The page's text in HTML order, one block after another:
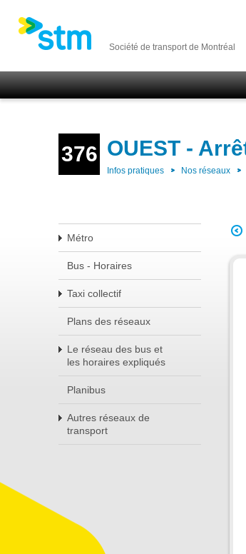
Société de transport de Montréal
376 OUEST -
Infos pratiques Nos réseaux
Métro
Bus - Horaires
Taxi collectif
Plans des réseaux
Le réseau des bus et
les horaires expliqués
Planibus
Autres réseaux de
transport